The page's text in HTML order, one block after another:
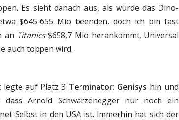
Es sieht danach aus, als würde das Dino-
$645-655 Mio beenden, doch ich bin fast
an Titanics$658,7 Mio herankommt, Universal
auch toppen wird.
legte auf Platz 3 Terminator: Genisys hin und
Arnold Schwarzenegger nur noch ein
Selbst in den USA ist. Immerhin hat sich der